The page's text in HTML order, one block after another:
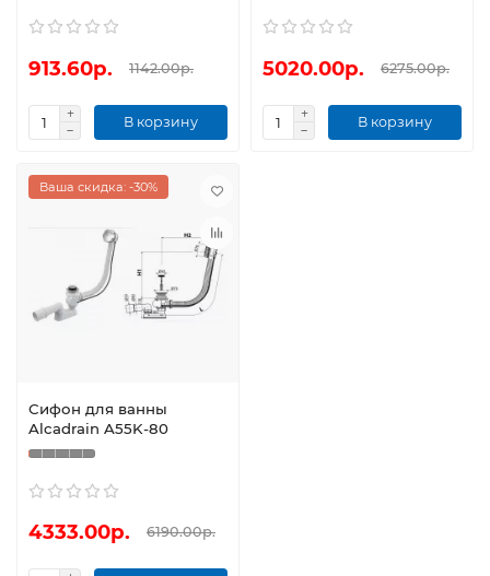
913.60р. 1142.00р.
В корзину
5020.00р. 6275.00р.
В корзину
Ваша скидка: -30%
Сифон для ванны
Alcadrain A55K-80
4333.00р. 6190.00р.